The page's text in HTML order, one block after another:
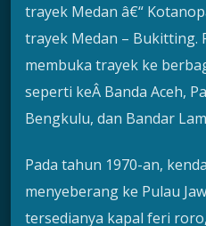
trayek Medan â€“
trayek Medan – Bukitting.
membuka trayek ke
seperti keÂ Banda Aceh,
Bengkulu, dan Bandar
Pada tahun 1970-an,
menyeberang ke Pulau
tersedianya kapal feri